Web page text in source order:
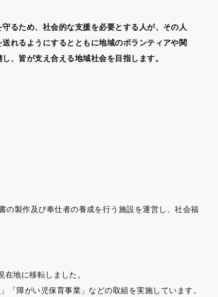
るため、社会的な支援を必要とする人が、その人
れるようにするとともに地域のボランティアや関
、皆が支え合える地域社会を目指します。
製作及び奉仕者の養成を行う施設を運営し、社会福
地に移転しました。
障がい児保育事業」などの取組を実施しています。